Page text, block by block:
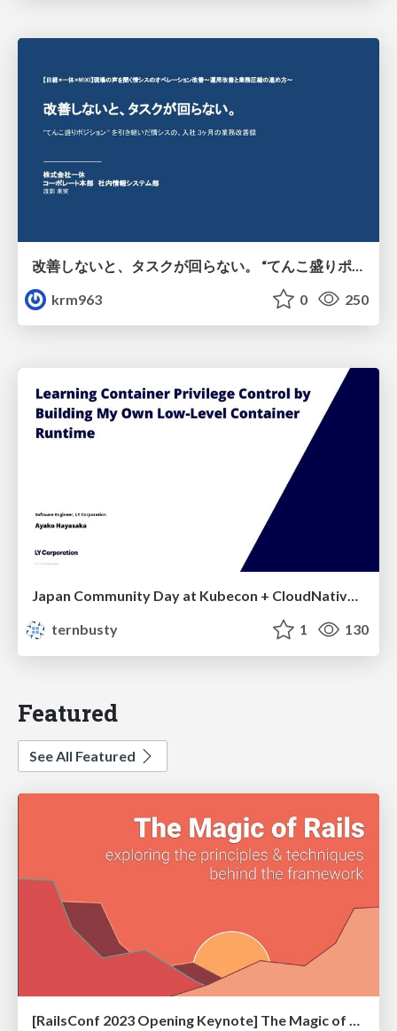
krm963
0 250
Japan Community Day at Kubecon + CloudNativeCon Japan 2026: Learning Container Privilege Control by Building My Own Low-Level Container Runtime
ternbusty
1 130
Featured
See All Featured
[RailsConf 2023 Opening Keynote] The Magic of Rails